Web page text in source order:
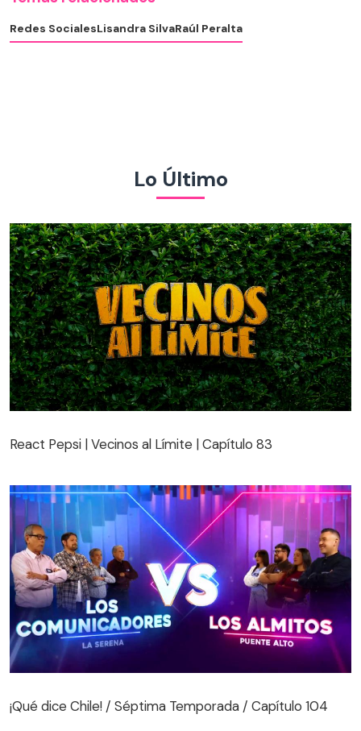
Redes SocialesLisandra SilvaRaúl Peralta
Lo Último
React Pepsi | Vecinos al Límite | Capítulo 83
¡Qué dice Chile! / Séptima Temporada / Capítulo 104